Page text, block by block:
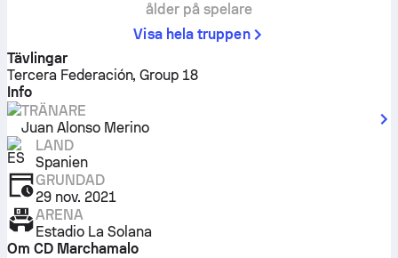
ålder på spelare
Visa hela truppen
Tävlingar
Tercera Federación, Group 18
Info
TRÄNARE
Juan Alonso Merino
LAND
Spanien
GRUNDAD
29 nov. 2021
ARENA
Estadio La Solana
Om CD Marchamalo